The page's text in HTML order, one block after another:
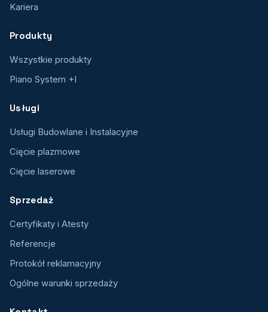
Kariera
Produkty
Wszystkie produkty
Piano System +I
Usługi
Usługi Budowlane i Instalacyjne
Cięcie plazmowe
Cięcie laserowe
Sprzedaż
Certyfikaty i Atesty
Referencje
Protokół reklamacyjny
Ogólne warunki sprzedaży